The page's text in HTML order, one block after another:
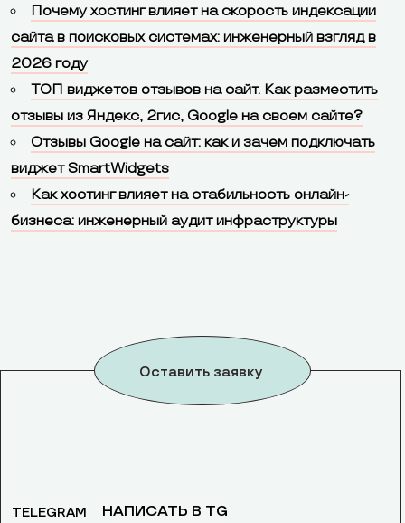
Почему хостинг влияет на скорость индексации
сайта в поисковых системах: инженерный взгляд в
2026 году
ТОП виджетов отзывов на сайт. Как разместить
отзывы из Яндекс, 2гис, Google на своем сайте?
Отзывы Google на сайт: как и зачем подключать
виджет SmartWidgets
Как хостинг влияет на стабильность онлайн-
бизнеса: инженерный аудит инфраструктуры
Оставить заявку
TELEGRAM НАПИСАТЬ В TG